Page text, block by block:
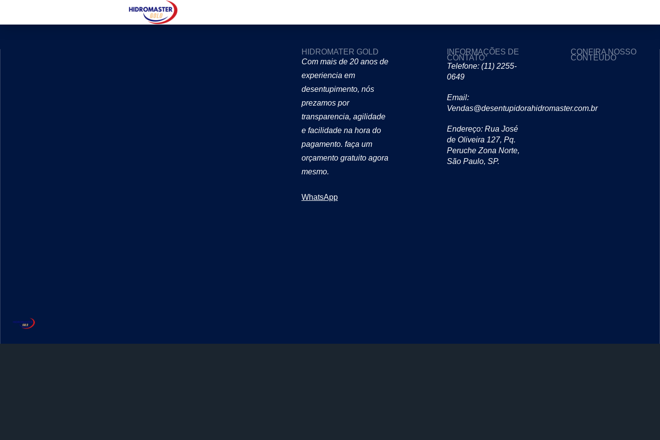
HIDROMATER GOLD
Com mais de 20 anos de
experiencia em
desentupimento, nós
prezamos por
transparencia, agilidade
e facilidade na hora do
pagamento. faça um
orçamento gratuito agora
mesmo.
WhatsApp
INFORMAÇÕES DE
CONTATO
Telefone: (11) 2255-
0649
Email:
Vendas@desentupidorahidromaster.com.br
Endereço: Rua José
de Oliveira 127, Pq.
Peruche Zona Norte,
São Paulo, SP.
CONFIRA NOSSO
CONTEUDO